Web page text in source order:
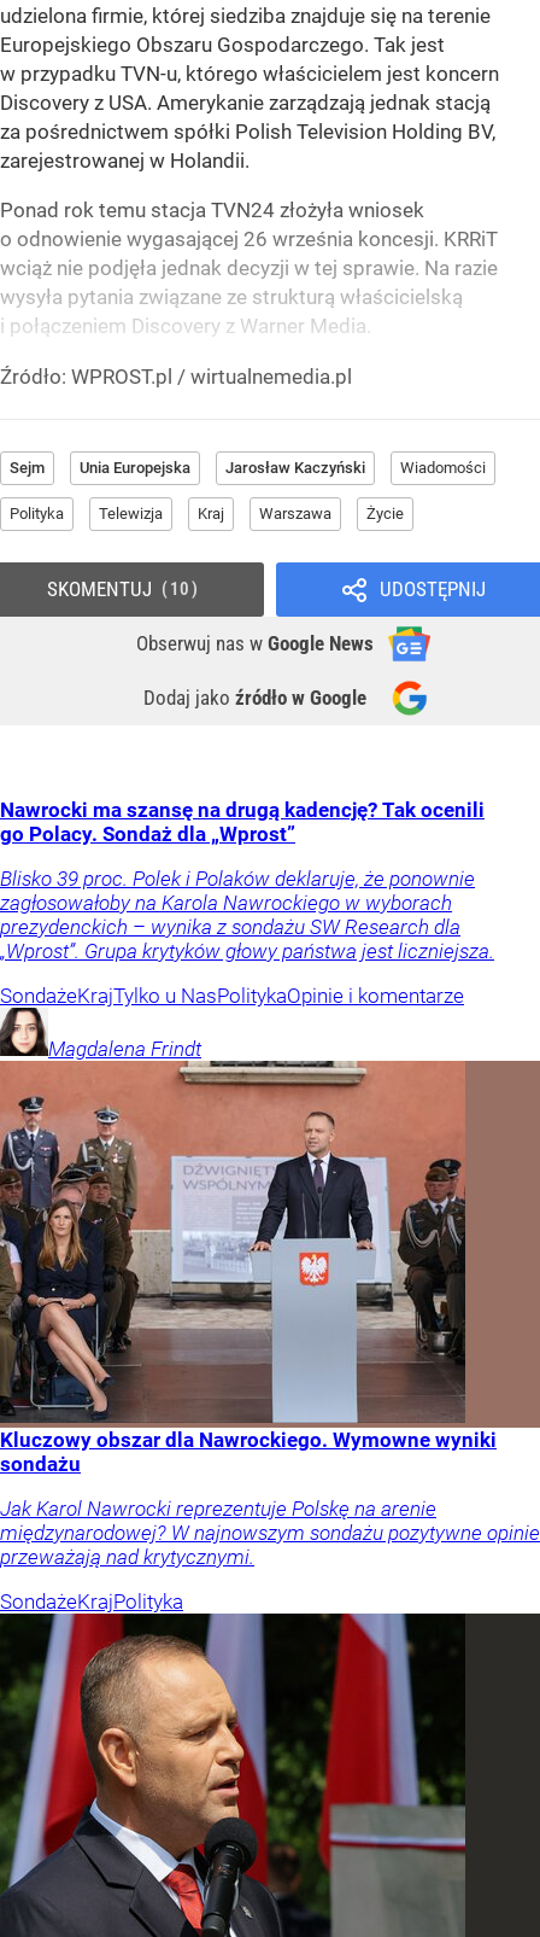
udzielona firmie, której siedziba znajduje się na terenie
Europejskiego Obszaru Gospodarczego. Tak jest
w przypadku TVN-u, którego właścicielem jest koncern
Discovery z USA. Amerykanie zarządzają jednak stacją
za pośrednictwem spółki Polish Television Holding BV,
zarejestrowanej w Holandii.
Ponad rok temu stacja TVN24 złożyła wniosek
o odnowienie wygasającej 26 września koncesji. KRRiT
wciąż nie podjęła jednak decyzji w tej sprawie. Na razie
wysyła pytania związane ze strukturą właścicielską
i połączeniem Discovery z Warner Media.
Źródło: WPROST.pl / wirtualnemedia.pl
Sejm Unia Europejska Jarosław Kaczyński Wiadomości
Polityka Telewizja Kraj Warszawa Życie
UDOSTĘPNIJ
Obserwuj nas w Google News
Dodaj jako źródło w Google
SKOMENTUJ 10
Nawrocki ma szansę na drugą kadencję? Tak ocenili
go Polacy. Sondaż dla „Wprost”
Blisko 39 proc. Polek i Polaków deklaruje, że ponownie
zagłosowałoby na Karola Nawrockiego w wyborach
prezydenckich – wynika z sondażu SW Research dla
„Wprost”. Grupa krytyków głowy państwa jest liczniejsza.
SondażeKrajTylko u NasPolitykaOpinie i komentarze
Magdalena Frindt
Kluczowy obszar dla Nawrockiego. Wymowne wyniki
sondażu
Jak Karol Nawrocki reprezentuje Polskę na arenie
międzynarodowej? W najnowszym sondażu pozytywne opinie
przeważają nad krytycznymi.
SondażeKrajPolityka